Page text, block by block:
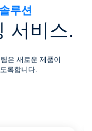
루션
서비스.
은 새로운 제품이
록합니다.